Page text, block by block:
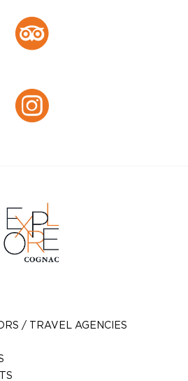
/ TRAVEL AGENCIES